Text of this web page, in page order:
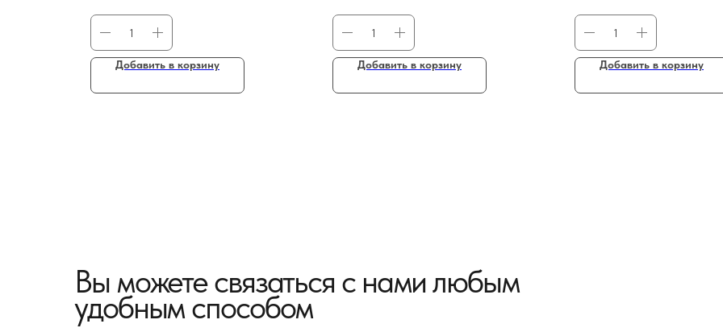
Добавить в корзину Добавить в корзину Добавить в корзину
Вы можете связаться с нами любым
удобным способом